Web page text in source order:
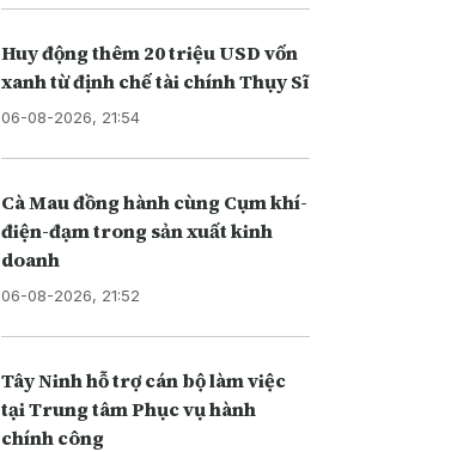
Huy động thêm 20 triệu USD vốn
xanh từ định chế tài chính Thụy Sĩ
06-08-2026, 21:54
Cà Mau đồng hành cùng Cụm khí-
điện-đạm trong sản xuất kinh
doanh
06-08-2026, 21:52
Tây Ninh hỗ trợ cán bộ làm việc
tại Trung tâm Phục vụ hành
chính công